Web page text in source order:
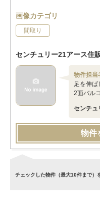
画像カテゴリ
間取り
センチュリー21アース住
物件担当
足を伸ば
2面バル
センチュ
物件
チェックした物件（最大10件まで）